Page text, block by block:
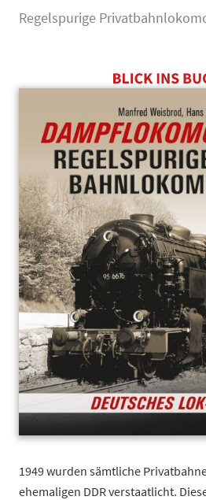
Regelspurige
1949 wurden sämtliche
ehemaligen DDR verstaatlicht.